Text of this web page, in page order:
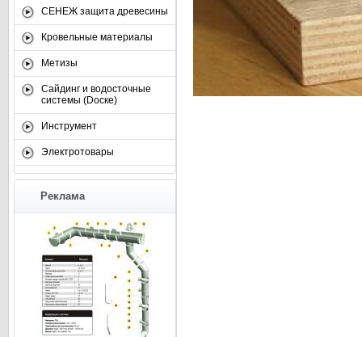
СЕНЕЖ защита древесины
Кровельные материалы
Метизы
Сайдинг и водосточные
системы (Dоске)
Инструмент
Электротовары
Реклама